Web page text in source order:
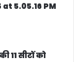
11 सीटों को